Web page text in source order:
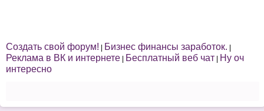
Создать свой форум! | Бизнес финансы заработок. |
Реклама в ВК и интернете | Бесплатный веб чат | Ну оч
интересно